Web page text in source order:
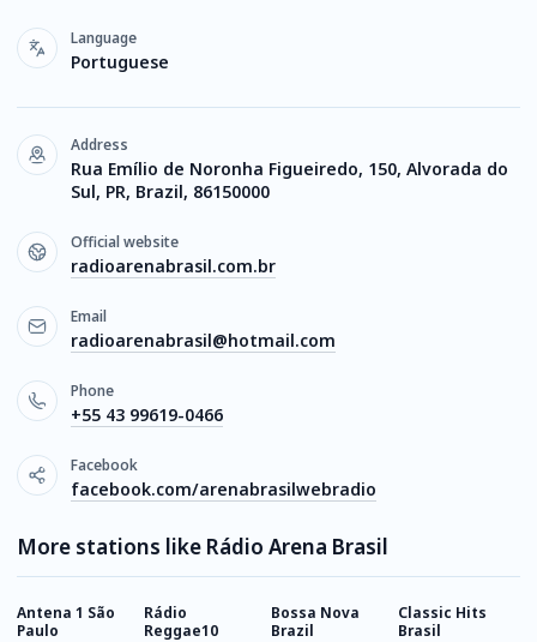
Language
Portuguese
Address
Rua Emílio de Noronha Figueiredo, 150, Alvorada do
Sul, PR, Brazil, 86150000
Official website
radioarenabrasil.com.br
Email
radioarenabrasil@hotmail.com
Phone
+55 43 99619-0466
Facebook
facebook.com/arenabrasilwebradio
More stations like Rádio Arena Brasil
Antena 1 São
Paulo
Rádio
Reggae10
Bossa Nova
Brazil
Classic Hits
Brasil